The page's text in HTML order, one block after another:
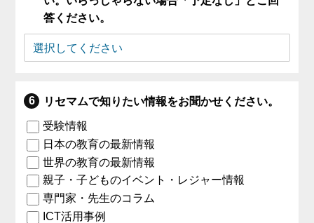
答ください。
リセマムで知りたい情報をお聞かせください。
受験情報
日本の教育の最新情報
世界の教育の最新情報
親子・子どものイベント・レジャー情報
専門家・先生のコラム
ICT活用事例